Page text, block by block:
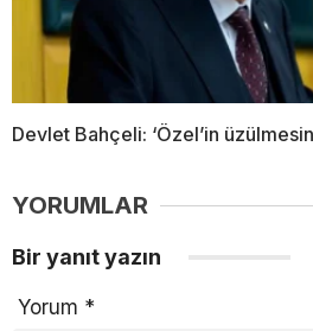
Devlet Bahçeli: ‘Özel’in
YORUMLAR
Bir yanıt yazın
Yorum *